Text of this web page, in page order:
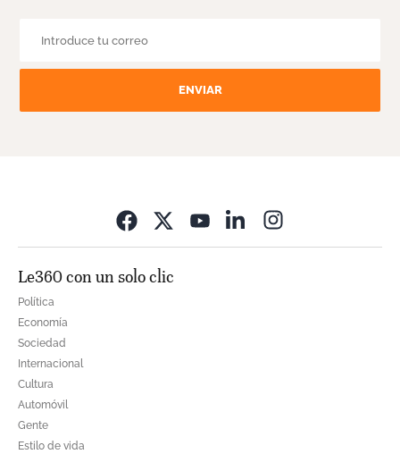
ENVIAR
Le360 con un solo clic
Política
Economía
Sociedad
Internacional
Cultura
Automóvil
Gente
Estilo de vida